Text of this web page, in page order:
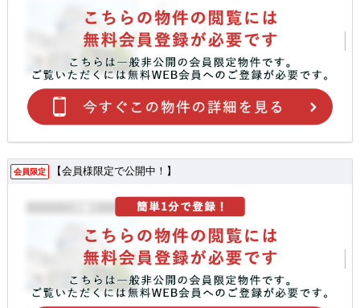
会員限定 【会員様限定で公開中！】